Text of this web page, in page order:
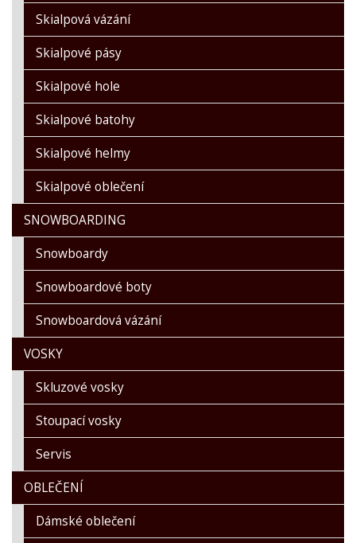
Skialpová vázání
Skialpové pásy
Skialpové hole
Skialpové batohy
Skialpové helmy
Skialpové oblečení
SNOWBOARDING
Snowboardy
Snowboardové boty
Snowboardová vázání
VOSKY
Skluzové vosky
Stoupací vosky
Servis
OBLEČENÍ
Dámské oblečení